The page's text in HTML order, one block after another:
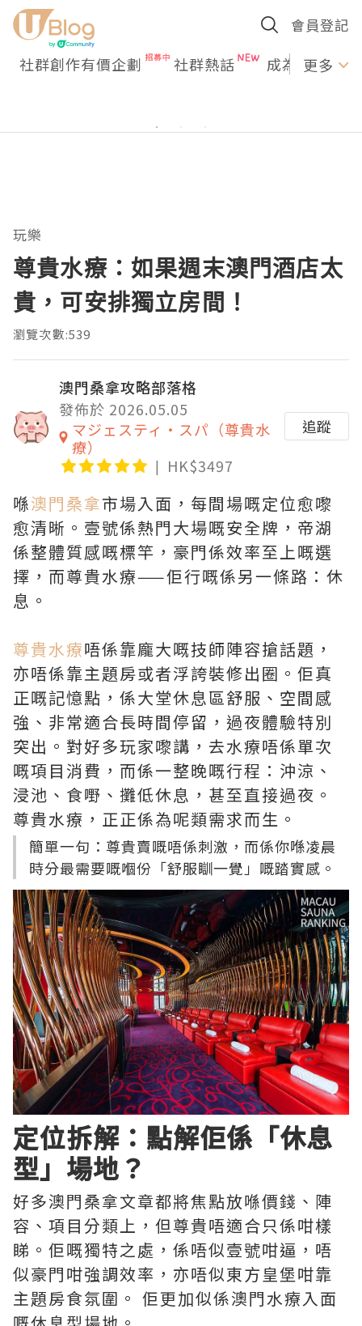
會員登記
社群創作有價企劃 社群熱話 成為U更多
玩樂
尊貴水療：如果週末澳門酒店太
貴，可安排獨立房間！
瀏覽次數:539
澳門桑拿攻略部落格
發佈於 2026.05.05
マジェスティ・スパ（尊貴水
療）
HK$3497
追蹤
喺澳門桑拿市場入面，每間場嘅定位愈嚟
愈清晰。壹號係熱門大場嘅安全牌，帝湖
係整體質感嘅標竿，豪門係效率至上嘅選
擇，而尊貴水療——佢行嘅係另一條路：休
息。
尊貴水療唔係靠龐大嘅技師陣容搶話題，
亦唔係靠主題房或者浮誇裝修出圈。佢真
正嘅記憶點，係大堂休息區舒服、空間感
強、非常適合長時間停留，過夜體驗特別
突出。對好多玩家嚟講，去水療唔係單次
嘅項目消費，而係一整晚嘅行程：沖涼、
浸池、食嘢、攤低休息，甚至直接過夜。
尊貴水療，正正係為呢類需求而生。
簡單一句：尊貴賣嘅唔係刺激，而係你喺凌晨
時分最需要嘅嗰份「舒服瞓一覺」嘅踏實感。
定位拆解：點解佢係「休息
型」場地？
好多澳門桑拿文章都將焦點放喺價錢、陣
容、項目分類上，但尊貴唔適合只係咁樣
睇。佢嘅獨特之處，係唔似壹號咁逼，唔
似豪門咁強調效率，亦唔似東方皇堡咁靠
主題房食氛圍。 佢更加似係澳門水療入面